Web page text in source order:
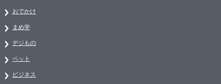
おでかけ
まめ学
デジもの
ペット
ビジネス